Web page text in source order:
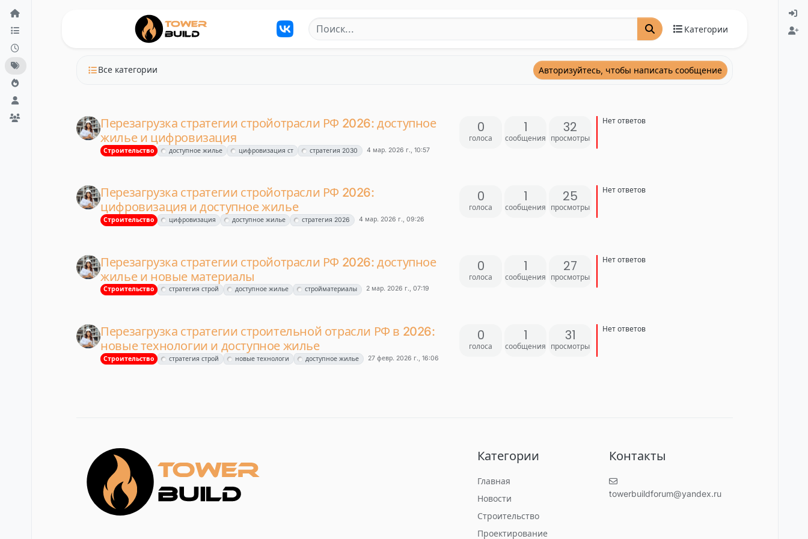
Перейти к содержанию
Категории
Все категории Авторизуйтесь, чтобы написать сообщение
Перезагрузка стратегии стройотрасли РФ 2026: доступное
жилье и цифровизация
Строительство доступное жилье цифровизация ст стратегия 2030 4 мар. 2026 г., 10:57
0
голоса
1
сообщения
32
просмотры
Нет ответов
Перезагрузка стратегии стройотрасли РФ 2026:
цифровизация и доступное жилье
Строительство цифровизация доступное жилье стратегия 2026 4 мар. 2026 г., 09:26
0
голоса
1
сообщения
25
просмотры
Нет ответов
Перезагрузка стратегии стройотрасли РФ 2026: доступное
жилье и новые материалы
Строительство стратегия строй доступное жилье стройматериалы 2 мар. 2026 г., 07:19
0
голоса
1
сообщения
27
просмотры
Нет ответов
Перезагрузка стратегии строительной отрасли РФ в 2026:
новые технологии и доступное жилье
Строительство стратегия строй новые технологи доступное жилье 27 февр. 2026 г., 16:06
0
голоса
1
сообщения
31
просмотры
Нет ответов
Категории
Главная
Новости
Строительство
Проектирование
Контакты
towerbuildforum@yandex.ru